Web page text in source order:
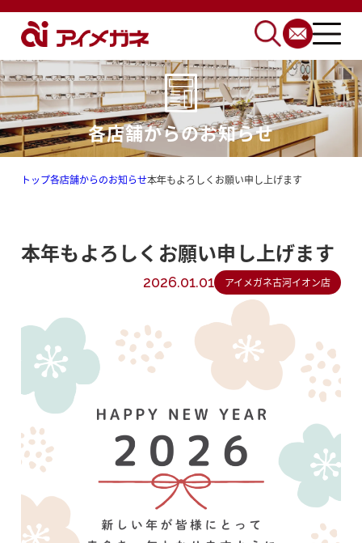
各店舗からのお知らせ
トップ各店舗からのお知らせ本年もよろしくお願い申し上げます
本年もよろしくお願い申し上げます
2026.01.01 アイメガネ古河イオン店